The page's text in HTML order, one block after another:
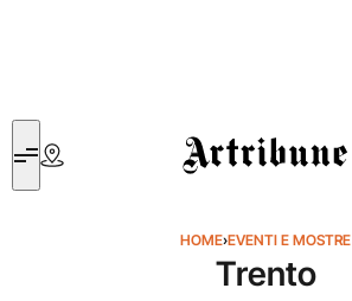
Artribune
HOME›EVENTI E MOSTRE
Trento